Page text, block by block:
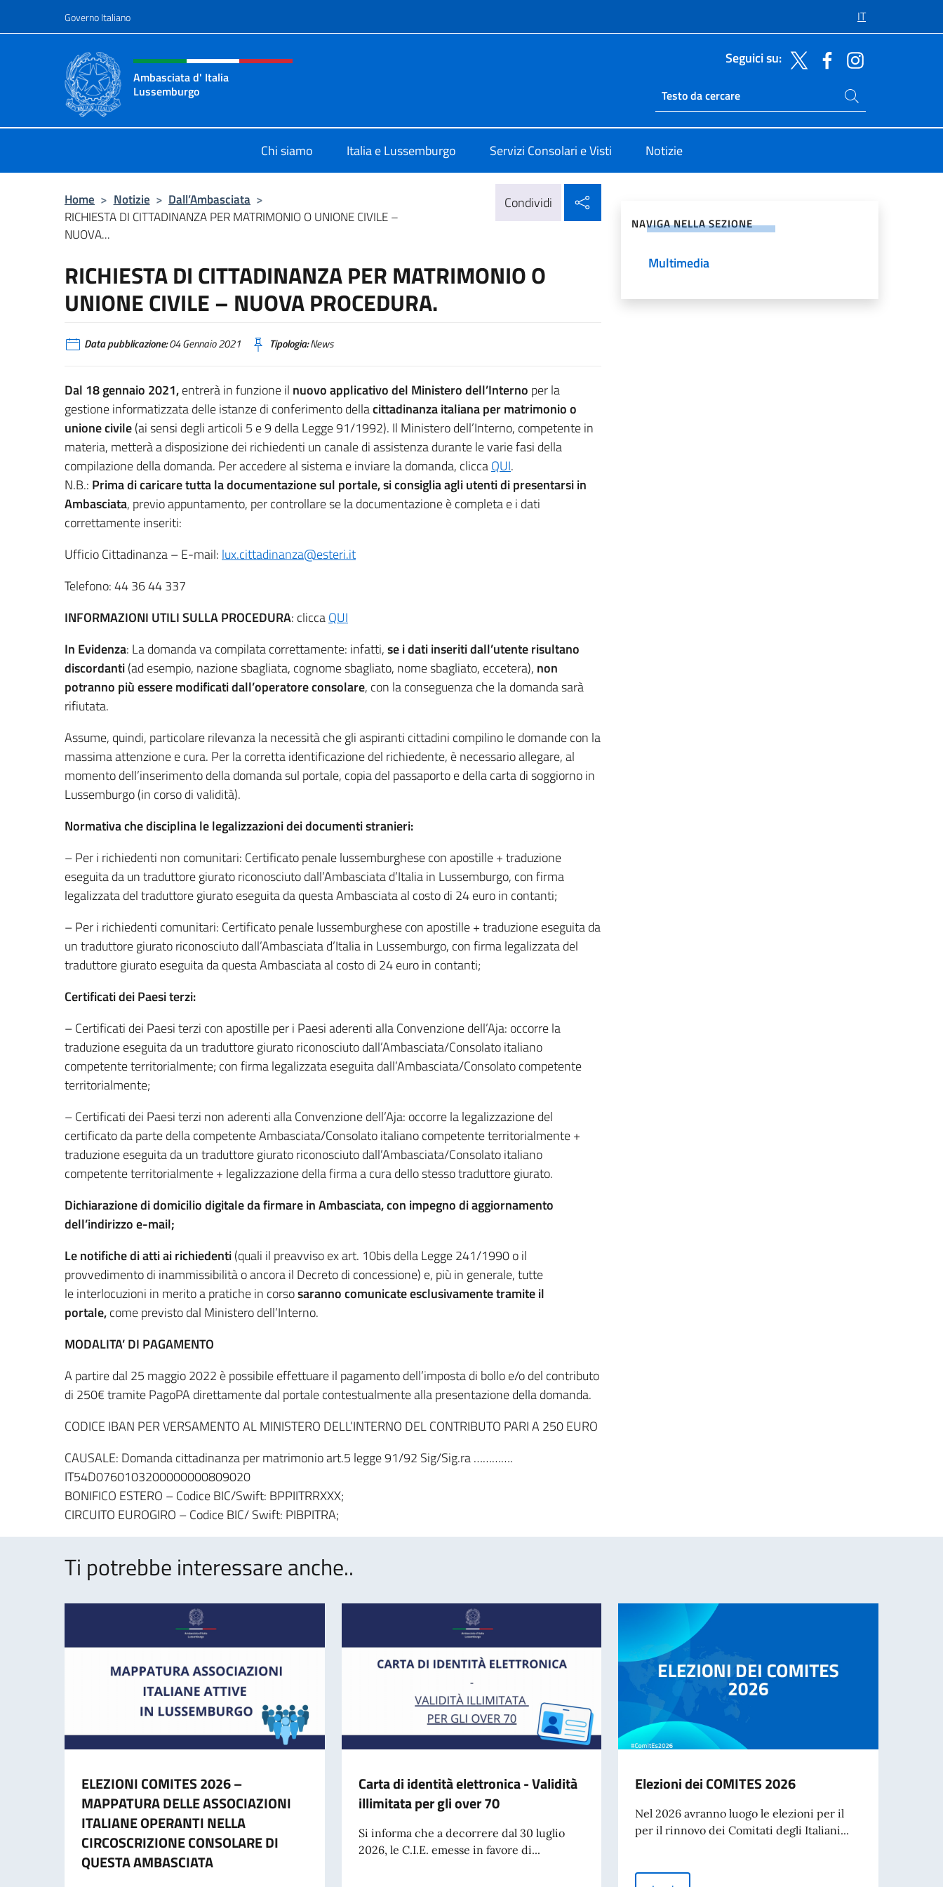
Governo Italiano IT
Intestazione sito, social e menù
Ambasciata d' Italia
Lussemburgo
Seguici su:
Ricerca sito live
Cerca nel sito
Chi siamo Italia e Lussemburgo Servizi Consolari e Visti Notizie
Home > Notizie > Dall’Ambasciata >
RICHIESTA DI CITTADINANZA PER MATRIMONIO O UNIONE CIVILE –
NUOVA...
Condividi
RICHIESTA DI CITTADINANZA PER MATRIMONIO O
UNIONE CIVILE – NUOVA PROCEDURA.
Data pubblicazione:04 Gennaio 2021 Tipologia:News
Dal 18 gennaio 2021,entrerà in funzione il nuovo applicativo del Ministero dell’Interno per la
gestione informatizzata delle istanze di conferimento dellacittadinanza italiana per matrimonioo
unione civile(ai sensi degli articoli 5 e 9 della Legge 91/1992). Il Ministero dell’Interno, competente in
materia, metterà a disposizione dei richiedenti un canale di assistenza durante le varie fasi della
compilazione della domanda. Per accedere al sistema e inviare la domanda, cliccaQUI.
N.B.: Prima di caricare tutta la documentazione sul portale, si consiglia agli utenti di presentarsi in
Ambasciata, previo appuntamento, per controllare se la documentazione è completa e i dati
correttamente inseriti:
Ufficio Cittadinanza – E-mail: lux.cittadinanza@esteri.it
Telefono: 44 36 44 337
INFORMAZIONI UTILI SULLA PROCEDURA: cliccaQUI
In Evidenza: La domanda va compilata correttamente: infatti,se i dati inseriti dall’utente risultano
discordanti(ad esempio, nazione sbagliata, cognome sbagliato, nome sbagliato, eccetera), non
potranno più essere modificati dall’operatore consolare, con la conseguenza che la domanda sarà
rifiutata.
Assume, quindi, particolare rilevanza la necessità che gli aspiranti cittadini compilino le domande con la
massima attenzione e cura. Per la corretta identificazione del richiedente, è necessario allegare, al
momento dell’inserimento della domanda sul portale, copia del passaporto e della carta di soggiorno in
Lussemburgo (in corso di validità).
Normativa che disciplina le legalizzazioni dei documenti stranieri:
– Per i richiedenti non comunitari: Certificato penale lussemburghese con apostille + traduzione
eseguita da un traduttore giurato riconosciuto dall’Ambasciata d’Italia in Lussemburgo, con firma
legalizzata del traduttore giurato eseguita da questa Ambasciata al costo di 24 euro in contanti;
– Per i richiedenti comunitari: Certificato penale lussemburghese con apostille + traduzione eseguita da
un traduttore giurato riconosciuto dall’Ambasciata d’Italia in Lussemburgo, con firma legalizzata del
traduttore giurato eseguita da questa Ambasciata al costo di 24 euro in contanti;
Certificati dei Paesi terzi:
– Certificati dei Paesi terzi con apostille per i Paesi aderenti alla Convenzione dell’Aja: occorre la
traduzione eseguita da un traduttore giurato riconosciuto dall’Ambasciata/Consolato italiano
competente territorialmente; con firma legalizzata eseguita dall’Ambasciata/Consolato competente
territorialmente;
– Certificati dei Paesi terzi non aderenti alla Convenzione dell’Aja: occorre la legalizzazione del
certificato da parte della competente Ambasciata/Consolato italiano competente territorialmente +
traduzione eseguita da un traduttore giurato riconosciuto dall’Ambasciata/Consolato italiano
competente territorialmente + legalizzazione della firma a cura dello stesso traduttore giurato.
Dichiarazione di domicilio digitale da firmare in Ambasciata, con impegno di aggiornamento
dell’indirizzo e-mail;
Le notifichedi attiai richiedenti(quali il preavviso ex art. 10bis della Legge 241/1990 o il
provvedimento di inammissibilità o ancora il Decreto di concessione) e, più in generale, tutte
le interlocuzioni in merito a pratiche in corsosaranno comunicate esclusivamente tramite il
portale,come previsto dal Ministero dell’Interno.
MODALITA’ DI PAGAMENTO
A partire dal 25 maggio 2022 è possibile effettuare il pagamento dell’imposta di bollo e/o del contributo
di 250€ tramite PagoPA direttamente dal portale contestualmente alla presentazione della domanda.
CODICE IBAN PER VERSAMENTO AL MINISTERO DELL’INTERNO DEL CONTRIBUTO PARI A 250 EURO
CAUSALE: Domanda cittadinanza per matrimonio art.5 legge 91/92 Sig/Sig.ra ………….
IT54D0760103200000000809020
BONIFICO ESTERO – Codice BIC/Swift: BPPIITRRXXX;
CIRCUITO EUROGIRO – Codice BIC/ Swift: PIBPITRA;
NAVIGA NELLA SEZIONE
Multimedia
Ti potrebbe interessare anche..
ELEZIONI COMITES 2026 –
MAPPATURA DELLE ASSOCIAZIONI
ITALIANE OPERANTI NELLA
CIRCOSCRIZIONE CONSOLARE DI
QUESTA AMBASCIATA
Carta di identità elettronica - Validità
illimitata per gli over 70
Si informa che a decorrere dal 30 luglio
2026, le C.I.E. emesse in favore di...
Elezioni dei COMITES 2026
Nel 2026 avranno luogo le elezioni per il
per il rinnovo dei Comitati degli Italiani...